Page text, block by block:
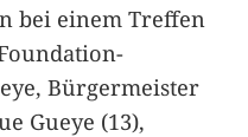
bei einem Treffen
Bürgermeister
Gueye (13),